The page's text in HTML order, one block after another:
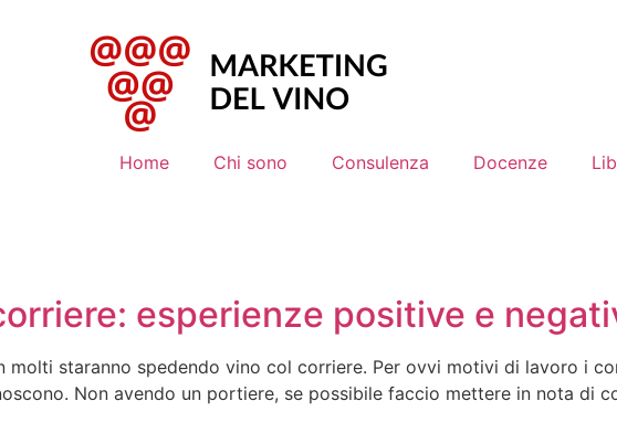
Home Chi sono Consulenza Docenze
esperienze positive e
staranno spedendo vino col corriere. Per ovvi motivi di lavoro i
Non avendo un portiere, se possibile faccio mettere in nota di